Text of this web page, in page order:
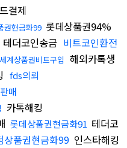
결제
권현금화99 롯데상품권94%
테더코인송금 비트코인환전
계상품권비트구입 해외카톡생
fds의뢰
매
카톡해킹
롯데상품권현금화91 테더코
상품권현금화99 인스타해킹